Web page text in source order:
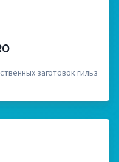
заготовок гильз